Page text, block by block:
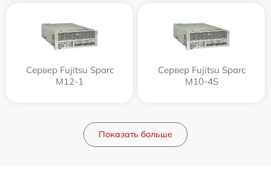
Сервер Fujitsu Sparc
M12-1
Сервер Fujitsu Sparc
M10-4S
Показать больше